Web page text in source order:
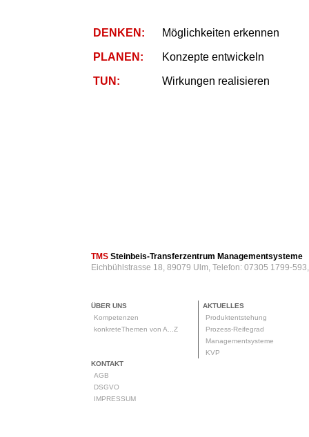
DENKEN: Möglichkeiten erkennen
PLANEN: Konzepte entwickeln
TUN: Wirkungen realisieren
TMS Steinbeis-Transferzentrum Managementsysteme
Eichbühlstrasse 18, 89079 Ulm, Telefon: 07305 1799-
ÜBER UNS
Kompetenzen
konkreteThemen von A...Z
AKTUELLES
Produktentstehung
Prozess-Reifegrad
Managementsysteme
KVP
KONTAKT
AGB
DSGVO
IMPRESSUM